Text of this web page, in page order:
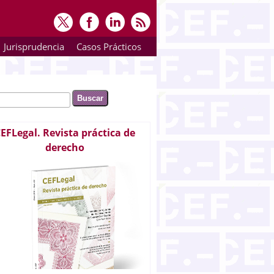
Jurisprudencia Casos Prácticos
de búsqueda
Revista práctica de
derecho